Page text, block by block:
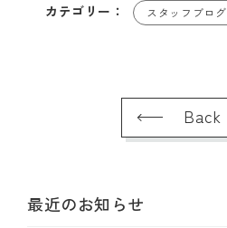
カテゴリー： スタッフブログ
Back
最近のお知らせ